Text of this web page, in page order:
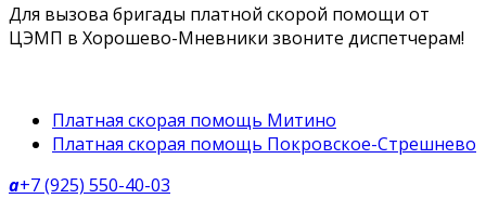
Для вызова бригады платной скорой помощи от
ЦЭМП в Хорошево-Мневники звоните диспетчерам!
Платная скорая помощь Митино
Платная скорая помощь Покровское-Стрешнево
a+7 (925) 550-40-03